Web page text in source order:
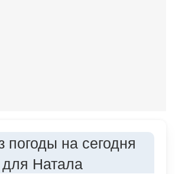
погоды на сегодня
для Натала